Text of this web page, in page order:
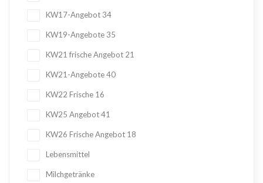
KW17-Angebot 34
KW19-Angebote 35
KW21 frische Angebot 21
KW21-Angebote 40
KW22 Frische 16
KW25 Angebot 41
KW26 Frische Angebot 18
Lebensmittel
Milchgetränke